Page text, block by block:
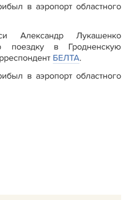
в аэропорт областного
Александр Лукашенко
поездку в Гродненскую
БЕЛТА.
в аэропорт областного